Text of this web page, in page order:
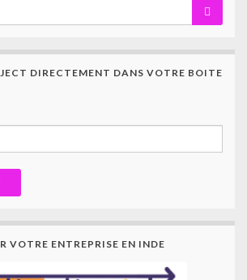
DIRECTEMENT DANS VOTRE BOITE
VOTRE ENTREPRISE EN INDE